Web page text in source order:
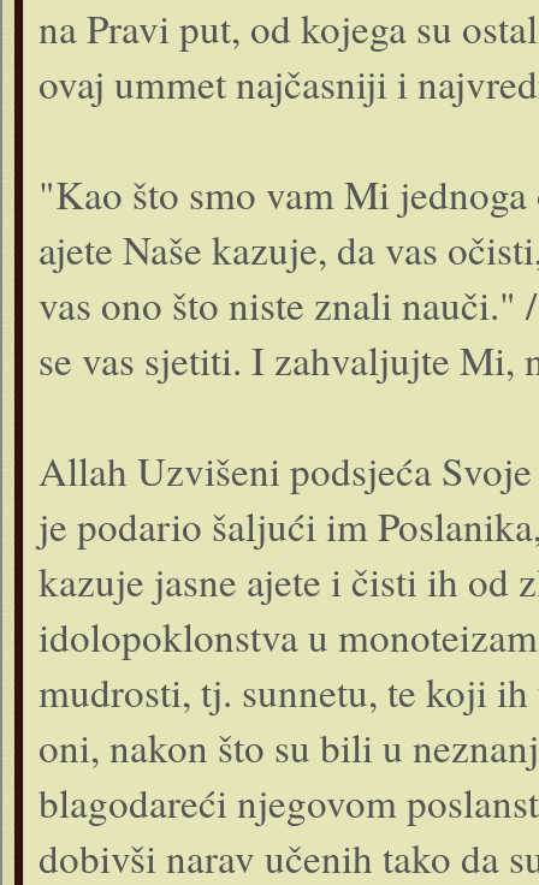
na Pravi put, od kojega su
ovaj ummet najčasniji i
"Kao što smo vam Mi
ajete Naše kazuje, da vas
vas ono što niste znali nauči."
se vas sjetiti. I zahvaljujte
Allah Uzvišeni podsjeća
je podario šaljući im
kazuje jasne ajete i čisti ih
idolopok­lonstva u
mudrosti, tj. sunnetu, te koji
oni, nakon što su bili u
blagodareći njegovom
dobivši narav učenih tako da